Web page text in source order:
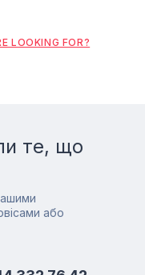
LOOKING FOR?
те, що
або